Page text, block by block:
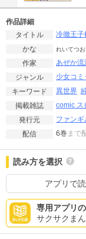
作品詳細
タイトル
冷徹王子
かな
れいてつ
作家 あぜか流
ジャンル 少女コミ
キーワード
異世界
掲載雑誌
comic ス
発行元
ファンギ
配信
6巻 まで
読み方を選択
アプリで
専用アプリ
サクサクま